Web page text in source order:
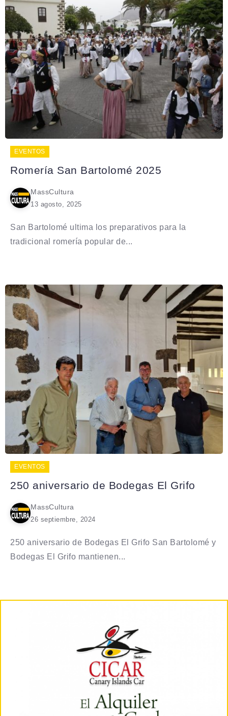
EVENTOS
Romería San Bartolomé 2025
MassCultura
13 agosto, 2025
San Bartolomé ultima los preparativos para la
tradicional romería popular de...
EVENTOS
250 aniversario de Bodegas El Grifo
MassCultura
26 septiembre, 2024
250 aniversario de Bodegas El Grifo San Bartolomé y
Bodegas El Grifo mantienen...